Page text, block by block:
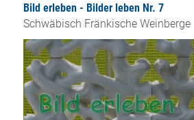
Bild erleben - Bilder leben Nr. 7
Schwäbisch Fränkische Weinberge